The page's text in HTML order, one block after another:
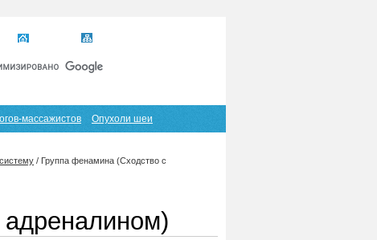
массажистов
Опухоли шеи
/ Группа фенамина (Сходство с